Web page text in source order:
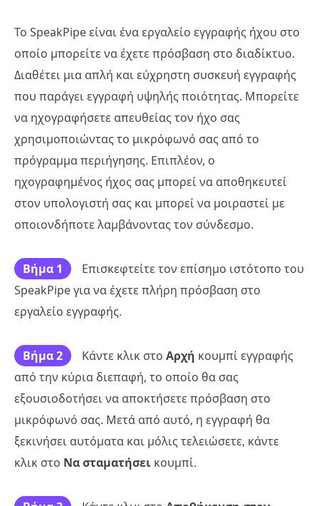
Το SpeakPipe είναι ένα εργαλείο εγγραφής ήχου στο
οποίο μπορείτε να έχετε πρόσβαση στο διαδίκτυο.
Διαθέτει μια απλή και εύχρηστη συσκευή εγγραφής
που παράγει εγγραφή υψηλής ποιότητας. Μπορείτε
να ηχογραφήσετε απευθείας τον ήχο σας
χρησιμοποιώντας το μικρόφωνό σας από το
πρόγραμμα περιήγησης. Επιπλέον, ο
ηχογραφημένος ήχος σας μπορεί να αποθηκευτεί
στον υπολογιστή σας και μπορεί να μοιραστεί με
οποιονδήποτε λαμβάνοντας τον σύνδεσμο.
Βήμα 1
Επισκεφτείτε τον επίσημο ιστότοπο του
SpeakPipe για να έχετε πλήρη πρόσβαση στο
εργαλείο εγγραφής.
Βήμα 2 Κάντε κλικ στο Αρχή κουμπί εγγραφής
από την κύρια διεπαφή, το οποίο θα σας
εξουσιοδοτήσει να αποκτήσετε πρόσβαση στο
μικρόφωνό σας. Μετά από αυτό, η εγγραφή θα
ξεκινήσει αυτόματα και μόλις τελειώσετε, κάντε
κλικ στο Να σταματήσει κουμπί.